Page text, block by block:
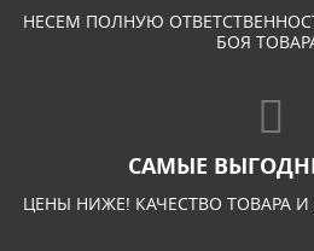
НЕСЕМ ПОЛНУЮ
БОЯ
САМЫЕ
ЦЕНЫ НИЖЕ! КАЧЕСТВО ТОВАРА